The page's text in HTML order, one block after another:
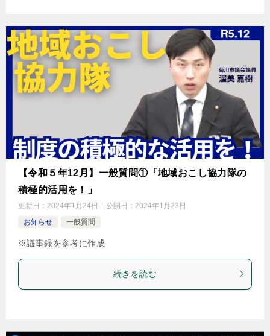
【令和５年12月】一般質問①「地域おこし協力隊の
積極的活用を！」
更新日： 2024年1月24日 公開日： 2024年1月23日
お知らせ
一般質問
※議事録を参考に作成
続きを読む